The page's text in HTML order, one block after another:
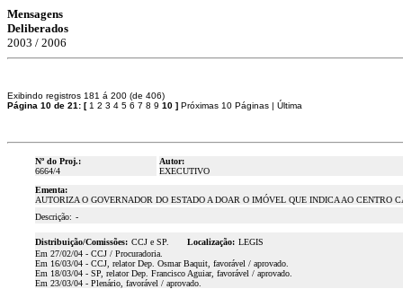
Mensagens
Deliberados
2003 / 2006
Exibindo registros 181 á 200 (de 406)
Página 10 de 21: [ 1 2 3 4 5 6 7 8 9 10 ] Próximas 10 Páginas | Última
Nº do Proj.:
6664/4
Autor:
EXECUTIVO
Ementa:
AUTORIZA O GOVERNADOR DO ESTADO A DOAR O IMÓVEL QUE INDICA AO
Descrição: -
Distribuição/Comissões: CCJ e SP. Localização: LEGIS
Em 27/02/04 - CCJ / Procuradoria.
Em 16/03/04 - CCJ, relator Dep. Osmar Baquit, favorável / aprovado.
Em 18/03/04 - SP, relator Dep. Francisco Aguiar, favorável / aprovado.
Em 23/03/04 - Plenário, favorável / aprovado.